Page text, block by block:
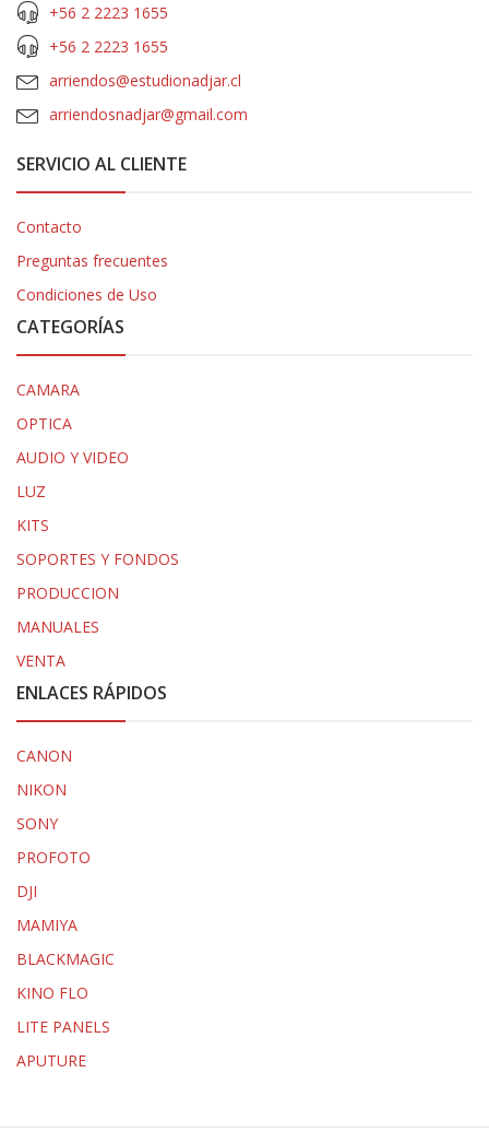
+56 2 2223 1655
+56 2 2223 1655
arriendos@estudionadjar.cl
arriendosnadjar@gmail.com
SERVICIO AL CLIENTE
Contacto
Preguntas frecuentes
Condiciones de Uso
CATEGORÍAS
CAMARA
OPTICA
AUDIO Y VIDEO
LUZ
KITS
SOPORTES Y FONDOS
PRODUCCION
MANUALES
VENTA
ENLACES RÁPIDOS
CANON
NIKON
SONY
PROFOTO
DJI
MAMIYA
BLACKMAGIC
KINO FLO
LITE PANELS
APUTURE